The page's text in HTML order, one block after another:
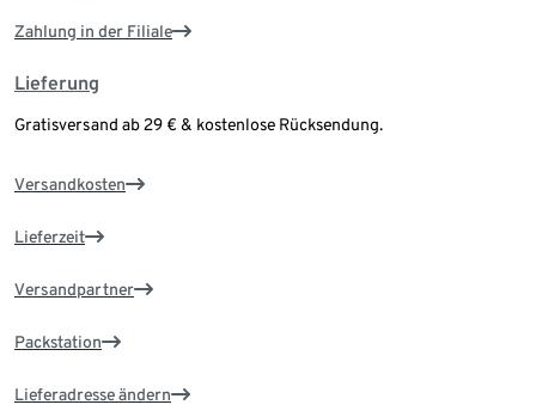
Zahlung in der Filiale
Lieferung
Gratisversand ab 29 € & kostenlose Rücksendung.
Versandkosten
Lieferzeit
Versandpartner
Packstation
Lieferadresse ändern